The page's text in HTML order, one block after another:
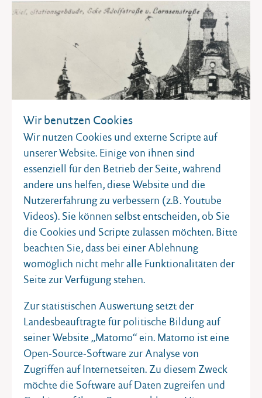
MITTWOCH, 16. SEPTEMBER 2026
Entrechtung und Ausbeutung im
staatlichen Auftrag
1933 begann mit der „Arisierung“ die Entrechtung und
Enteignung von Menschen, die laut nationalsozialistischer
Doktrin nicht zum deutschen
Wir benutzen Cookies
Wir nutzen Cookies und externe Scripte auf
unserer Website. Einige von ihnen sind
essenziell für den Betrieb der Seite, während
andere uns helfen, diese Website und die
Nutzererfahrung zu verbessern (z.B. Youtube
Videos). Sie können selbst entscheiden, ob Sie
die Cookies und Scripte zulassen möchten. Bitte
beachten Sie, dass bei einer Ablehnung
womöglich nicht mehr alle Funktionalitäten der
Seite zur Verfügung stehen.
Zur statistischen Auswertung setzt der
Landesbeauftragte für politische Bildung auf
seiner Website „Matomo“ ein. Matomo ist eine
Open-Source-Software zur Analyse von
Zugriffen auf Internetseiten. Zu diesem Zweck
möchte die Software auf Daten zugreifen und